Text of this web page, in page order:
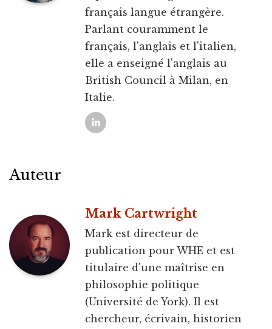
français langue étrangère.
Parlant couramment le
français, l'anglais et l'italien,
elle a enseigné l'anglais au
British Council à Milan, en
Italie.
Auteur
Mark Cartwright
Mark est directeur de
publication pour WHE et est
titulaire d'une maîtrise en
philosophie politique
(Université de York). Il est
chercheur, écrivain, historien